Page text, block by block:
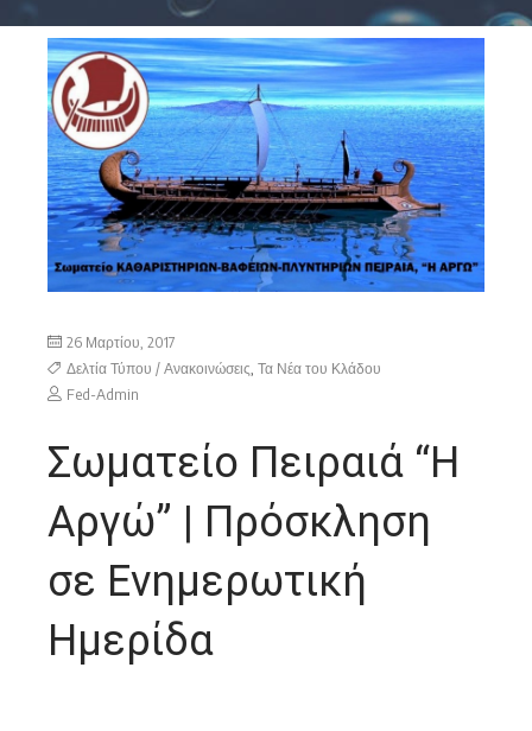
26 Μαρτίου, 2017
Δελτία Τύπου / Ανακοινώσεις, Τα Νέα του Κλάδου
Fed-Admin
Σωματείο Πειραιά “Η
Αργώ” | Πρόσκληση
σε Ενημερωτική
Ημερίδα